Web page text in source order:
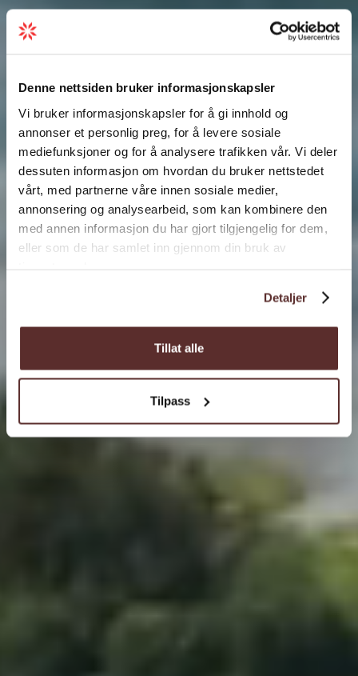
Denne nettsiden bruker informasjonskapsler
Vi bruker informasjonskapsler for å gi innhold og
annonser et personlig preg, for å levere sosiale
mediefunksjoner og for å analysere trafikken vår. Vi deler
dessuten informasjon om hvordan du bruker nettstedet
vårt, med partnerne våre innen sosiale medier,
annonsering og analysearbeid, som kan kombinere den
med annen informasjon du har gjort tilgjengelig for dem,
eller som de har samlet inn gjennom din bruk av
Detaljer
Tillat alle
Tilpass